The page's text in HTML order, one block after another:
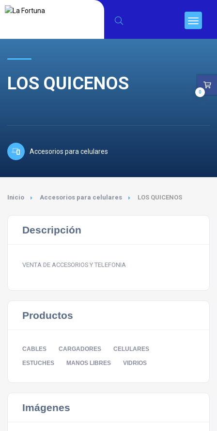
LOS QUICENOS
Accesorios para celulares
Inicio Accesorios para celulares LOS QUICENOS
Descripción
VENTA DE ACCESORIOS Y TELEFONIA
Productos
CABLES CARGADORES CELULARES
ESTUCHES MANOS LIBRES VIDRIOS
Imágenes
0